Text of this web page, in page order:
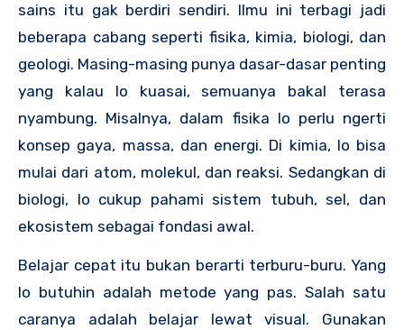
sains itu gak berdiri sendiri. Ilmu ini terbagi jadi
beberapa cabang seperti fisika, kimia, biologi, dan
geologi. Masing-masing punya dasar-dasar penting
yang kalau lo kuasai, semuanya bakal terasa
nyambung. Misalnya, dalam fisika lo perlu ngerti
konsep gaya, massa, dan energi. Di kimia, lo bisa
mulai dari atom, molekul, dan reaksi. Sedangkan di
biologi, lo cukup pahami sistem tubuh, sel, dan
ekosistem sebagai fondasi awal.
Belajar cepat itu bukan berarti terburu-buru. Yang
lo butuhin adalah metode yang pas. Salah satu
caranya adalah belajar lewat visual. Gunakan